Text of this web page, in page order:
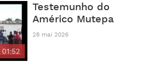
01:52
Testemunho do
Américo Mutepa
28 mai 2026